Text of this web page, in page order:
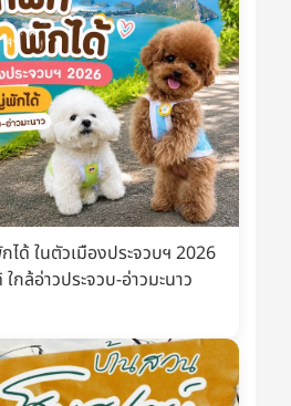
ด้ ในตัวเมืองประจวบฯ 2026
กล้อ่าวประจวบ-อ่าวมะนาว